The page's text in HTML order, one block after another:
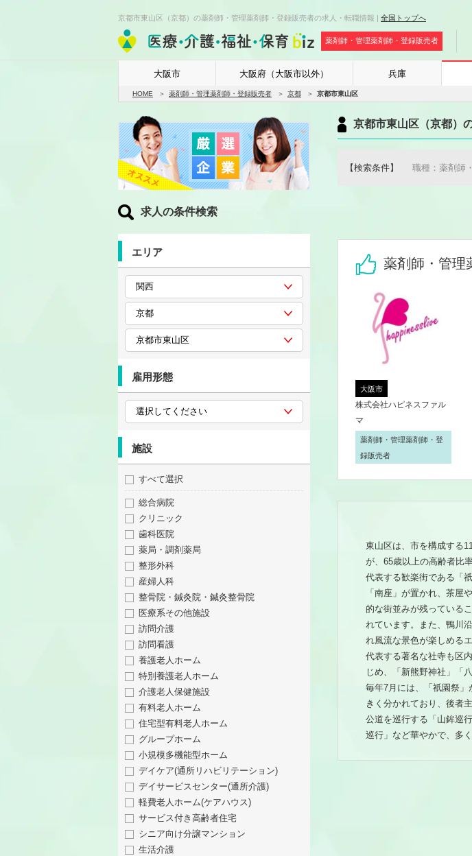
京都市東山区（京都）の薬剤師・管理薬剤師・登録販売者の求人・転職情報 | 全国トップへ
薬剤師・管理薬剤師・登録販売者
大阪市 大阪府（大阪市以外） 兵庫
HOME 薬剤師・管理薬剤師・登録販売者 京都 京都市東山区
求人の条件検索
エリア
雇用形態
施設
すべて選択
総合病院
クリニック
歯科医院
薬局・調剤薬局
整形外科
産婦人科
整骨院・鍼灸院・鍼灸整骨院
医療系その他施設
訪問介護
訪問看護
養護老人ホーム
特別養護老人ホーム
介護老人保健施設
有料老人ホーム
住宅型有料老人ホーム
グループホーム
小規模多機能型ホーム
デイケア(通所リハビリテーション)
デイサービスセンター(通所介護)
軽費老人ホーム(ケアハウス)
サービス付き高齢者住宅
シニア向け分譲マンション
生活介護
京都市東山区（京都）
【検索条件】 職種：薬剤師
薬剤師・管理
大阪市
株式会社ハピネスファル
マ
薬剤師・管理薬剤師・登
録販売者
東山区は、市を構成する
が、65歳以上の高齢者比
代表する歓楽街である「
「南座」が置かれ、茶屋
的な街並みが残っている
れています。また、鴨川
れ風流な景色が楽しめる
代表する著名な社寺も区
じめ、「新熊野神社」「
毎年7月には、「祇園祭
きく分かれており、後者
公道を巡行する「山鉾巡
巡行」など華やかで、多